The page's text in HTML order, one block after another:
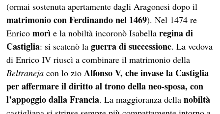
(ormai sostenuta apertamente dagli Aragonesi dopo il
matrimonio con Ferdinando nel 1469). Nel 1474 re
Enricomorì e la nobiltà incoronò Isabellaregina di
Castiglia: si scatenò laguerra di successione. La vedova
di Enrico IV riuscì a combinare il matrimonio della
Beltranejacon lo zioAlfonso V, che invase la Castiglia
per affermare il diritto al trono della neo-sposa, con
l’appoggio dalla Francia. La maggioranza dellanobiltà